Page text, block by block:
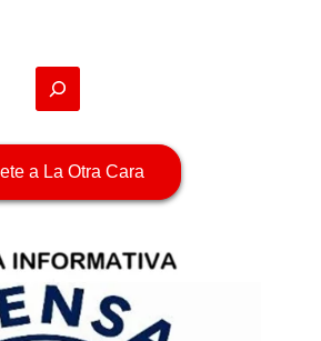
a La Otra Cara